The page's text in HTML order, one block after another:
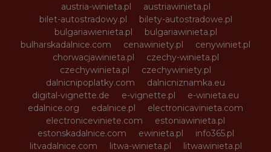
austria-winieta.pl
austriawinieta.pl
bilet-autostradowy.pl
bilety-autostradowe.pl
bulgariawienieta.pl
bulgariawinieta.pl
bulharskadalnice.com
cenawiniety.pl
cenywiniet.pl
chorwacjawinieta.pl
czechy-winieta.pl
czechywinieta.pl
czechywiniety.pl
dalnicnipoplatky.com
dalnicniznamka.eu
digital-vignette.de
e-vignette.pl
e-winieta.eu
edalnice.org
edalnice.pl
electronicavinieta.com
electroniceviniete.com
estoniawinieta.pl
estonskadalnice.com
ewinieta.pl
info365.pl
litvadalnice.com
litwa-winieta.pl
litwawinieta.pl